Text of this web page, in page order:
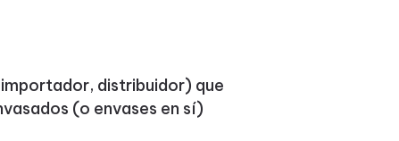
distribuidor) que
(o envases en sí)